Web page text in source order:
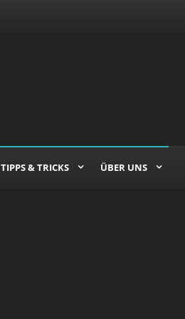
TIPPS & TRICKS ÜBER UNS